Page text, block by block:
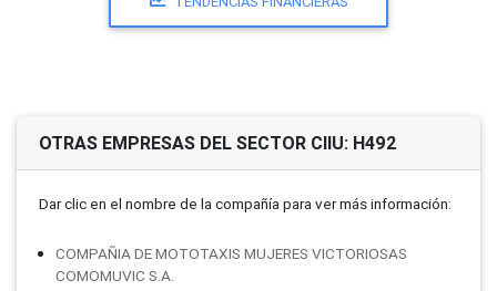
OTRAS EMPRESAS DEL SECTOR CIIU: H492
Dar clic en el nombre de la compañí­a para ver más información:
COMPAÑIA DE MOTOTAXIS MUJERES VICTORIOSAS
COMOMUVIC S.A.